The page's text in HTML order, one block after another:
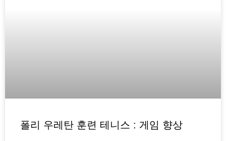
폴리 우레탄 훈련 테니스 : 게임 향상